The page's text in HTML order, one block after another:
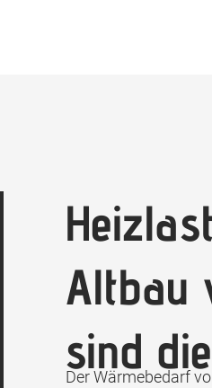
Altbau
sind
Der Wärmebedarf